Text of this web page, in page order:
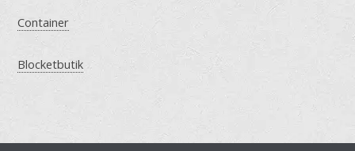
Container
Blocketbutik